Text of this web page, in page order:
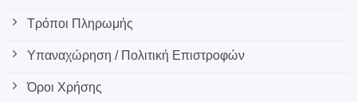
Τρόποι Πληρωμής
Υπαναχώρηση / Πολιτική Επιστροφών
Όροι Χρήσης